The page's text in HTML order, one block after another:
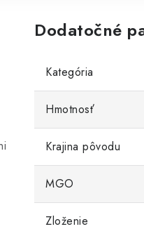
Dodatočné
Kategória
Hmotnosť
Krajina pôvodu
MGO
Zloženie